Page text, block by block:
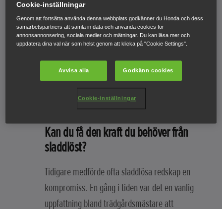
batteridrivna verktyg lite närmare är det inte
svårt att se varför de är så populära.
TILLBAKA TILL BLOGGEN
Kan du få den kraft du behöver från
sladdlöst?
Tidigare medförde ofta sladdlösa redskap en
kompromiss. En gång i tiden var det en vanlig
uppfattning bland trädgårdsmästare att
Cookie-inställningar
Genom att fortsätta använda denna webbplats godkänner du Honda och dess
samarbetspartners att samla in data och använda cookies för
annonsannonsering, sociala medier och mätningar. Du kan läsa mer och
uppdatera dina val när som helst genom att klicka på "Cookie Settings".
Avvisa alla Godkänn cookies
Cookie-inställningar